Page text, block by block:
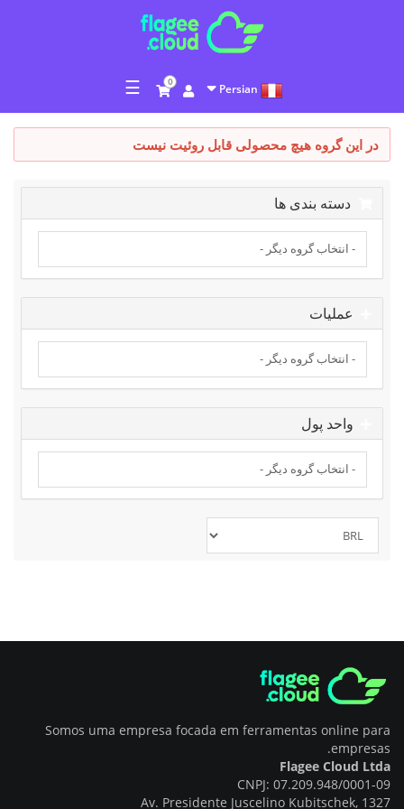
0
☰
در این گروه هیچ محصولی قابل روئیت نیست
دسته بندی ها
عملیات
واحد پول
Somos uma empresa focada em ferramentas online para
empresas.
Flagee Cloud Ltda
CNPJ: 07.209.948/0001-09
Av. Presidente Juscelino Kubitschek, 1327